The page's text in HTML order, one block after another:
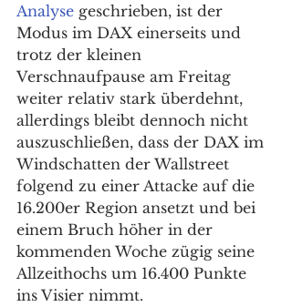
Analyse geschrieben, ist der
Modus im DAX einerseits und
trotz der kleinen
Verschnaufpause am Freitag
weiter relativ stark überdehnt,
allerdings bleibt dennoch nicht
auszuschließen, dass der DAX im
Windschatten der Wallstreet
folgend zu einer Attacke auf die
16.200er Region ansetzt und bei
einem Bruch höher in der
kommenden Woche zügig seine
Allzeithochs um 16.400 Punkte
ins Visier nimmt.